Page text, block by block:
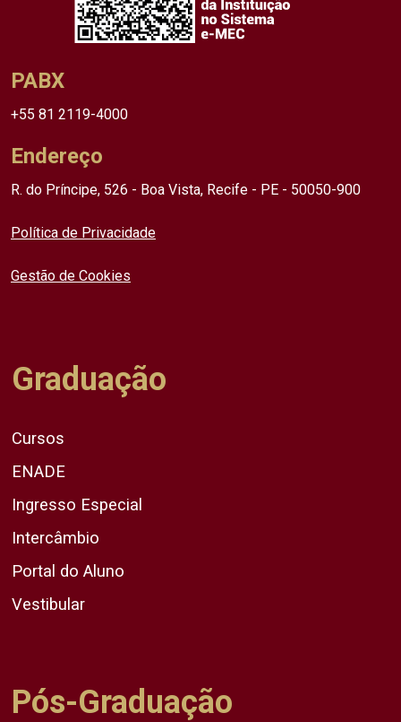
PABX
+55 81 2119-4000
Endereço
R. do Príncipe, 526 - Boa Vista, Recife - PE - 50050-900
Política de Privacidade
Gestão de Cookies
Graduação
Cursos
ENADE
Ingresso Especial
Intercâmbio
Portal do Aluno
Vestibular
Pós-Graduação